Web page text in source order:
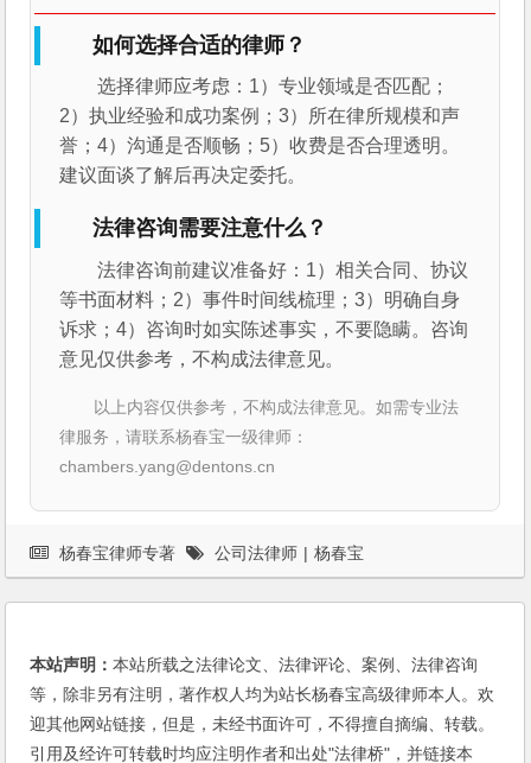
如何选择合适的律师？
选择律师应考虑：1）专业领域是否匹配；
2）执业经验和成功案例；3）所在律所规模和声
誉；4）沟通是否顺畅；5）收费是否合理透明。
建议面谈了解后再决定委托。
法律咨询需要注意什么？
法律咨询前建议准备好：1）相关合同、协议
等书面材料；2）事件时间线梳理；3）明确自身
诉求；4）咨询时如实陈述事实，不要隐瞒。咨询
意见仅供参考，不构成法律意见。
以上内容仅供参考，不构成法律意见。如需专业法
律服务，请联系杨春宝一级律师：
chambers.yang@dentons.cn
杨春宝律师专著 公司法律师 | 杨春宝
本站声明：本站所载之法律论文、法律评论、案例、法律咨询
等，除非另有注明，著作权人均为站长杨春宝高级律师本人。欢
迎其他网站链接，但是，未经书面许可，不得擅自摘编、转载。
引用及经许可转载时均应注明作者和出处"法律桥"，并链接本